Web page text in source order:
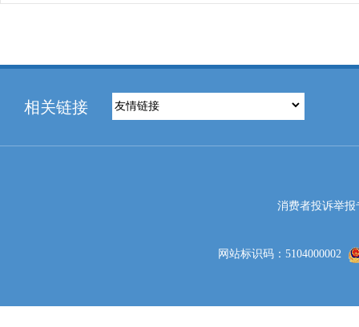
相关链接
消费者投诉举报
网站标识码：5104000002